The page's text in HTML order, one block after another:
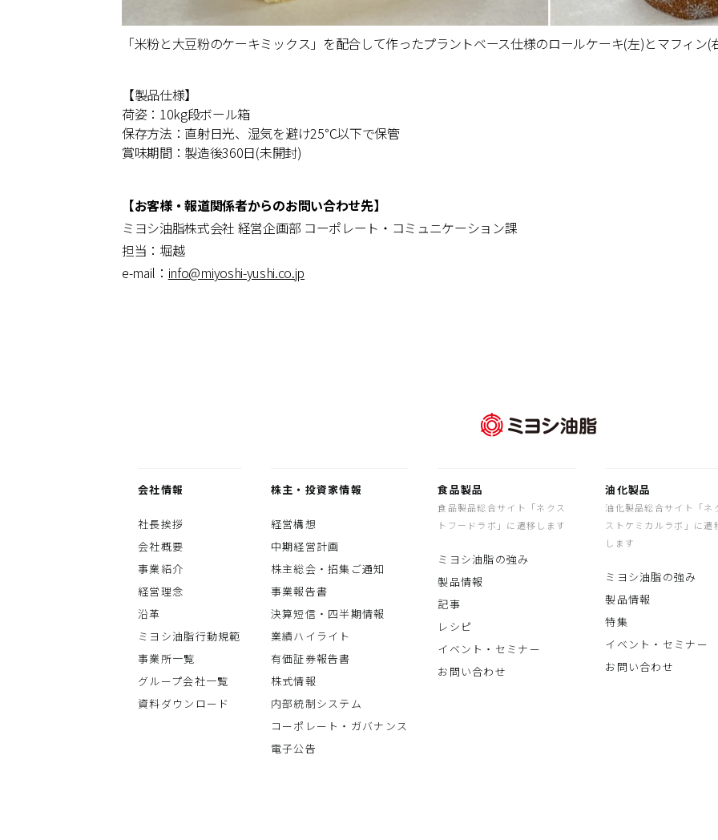
「米粉と大豆粉のケーキミックス」を配合して作ったプラントベース仕様のロールケーキ(左)とマフィン(
【製品仕様】
荷姿：10kg段ボール箱
保存方法：直射日光、湿気を避け25℃以下で保管
賞味期間：製造後360日(未開封)
【お客様・報道関係者からのお問い合わせ先】
ミヨシ油脂株式会社 経営企画部 コーポレート・コミュニケーション課
担当：堀越
e-mail： info@miyoshi-yushi.co.jp
会社情報
社長挨拶
会社概要
事業紹介
経営理念
沿革
ミヨシ油脂行動規範
事業所一覧
グループ会社一覧
資料ダウンロード
株主・投資家情報
経営構想
中期経営計画
株主総会・招集ご通知
事業報告書
決算短信・四半期情報
業績ハイライト
有価証券報告書
株式情報
内部統制システム
コーポレート・ガバナンス
電子公告
食品製品
食品製品総合サイト「ネクス
トフードラボ」に遷移します
ミヨシ油脂の強み
製品情報
記事
レシピ
イベント・セミナー
お問い合わせ
油化製品
油化製品総合サイト「ネ
ストケミカルラボ」に遷
します
ミヨシ油脂の強み
製品情報
特集
イベント・セミナー
お問い合わせ